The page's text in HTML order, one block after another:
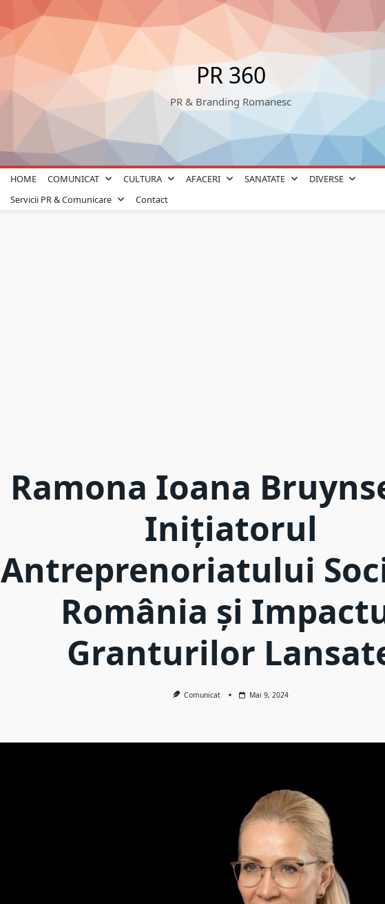
PR 360
PR & Branding Romanesc
HOME COMUNICAT CULTURA AFACERI SANATATE
DIVERSE
Servicii PR & Comunicare
Contact
Ramona Ioana
Inițiatorul
Antreprenoriatului
România și
Granturilor
Comunicat Mai 9, 2024